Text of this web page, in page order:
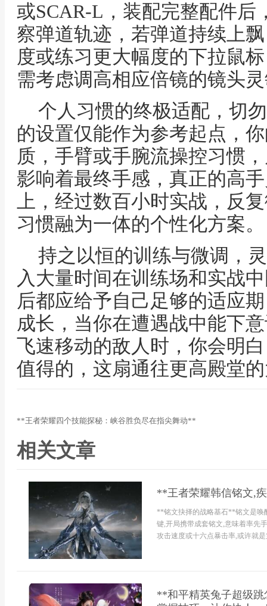
或SCAR-L，装配完整配件后
察弹道轨迹，若弹道持续上
度或练习更大幅度的下拉鼠
需考虑调高相应倍镜的镜头
个人习惯的终极适配，切
的设置仅能作为参考起点，
质，手臂或手腕流操控习惯
影响着最终手感，真正的高
上，经过数百小时实战，反
习惯融为一体的个性化方案。
持之以恒的训练与微调，
入大量时间在训练场和实战
后都应给予自己足够的适应
成长，当你在遭遇战中能下
飞速移动的敌人时，你会明
值得的，这扇通往更高殿堂
**王者荣耀四个技能探秘：峡谷胜负尽在指尖舞动**
相关文章
**王者荣耀韩信铭文,
**铭文抉择的战略基石**铭文是唤
键,开局携带成套铭文,意味着率先
攻击速度或十六点暴击率,或许就
**和平精英兔子超级